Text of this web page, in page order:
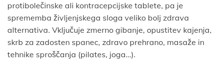
protibolečinske ali kontracepcijske tablete, pa je
sprememba življenjskega sloga veliko bolj zdrava
alternativa. Vključuje zmerno gibanje, opustitev kajenja,
skrb za zadosten spanec, zdravo prehrano, masaže in
tehnike sproščanja (pilates, joga…).